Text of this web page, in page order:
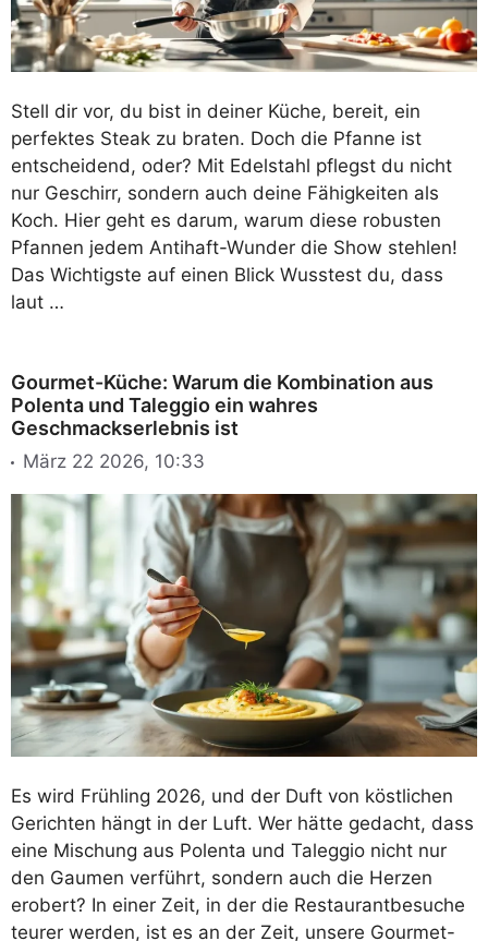
Stell dir vor, du bist in deiner Küche, bereit, ein
perfektes Steak zu braten. Doch die Pfanne ist
entscheidend, oder? Mit Edelstahl pflegst du nicht
nur Geschirr, sondern auch deine Fähigkeiten als
Koch. Hier geht es darum, warum diese robusten
Pfannen jedem Antihaft-Wunder die Show stehlen!
Das Wichtigste auf einen Blick Wusstest du, dass
laut …
Gourmet-Küche: Warum die Kombination aus
Polenta und Taleggio ein wahres
Geschmackserlebnis ist
März 22 2026, 10:33
Es wird Frühling 2026, und der Duft von köstlichen
Gerichten hängt in der Luft. Wer hätte gedacht, dass
eine Mischung aus Polenta und Taleggio nicht nur
den Gaumen verführt, sondern auch die Herzen
erobert? In einer Zeit, in der die Restaurantbesuche
teurer werden, ist es an der Zeit, unsere Gourmet-